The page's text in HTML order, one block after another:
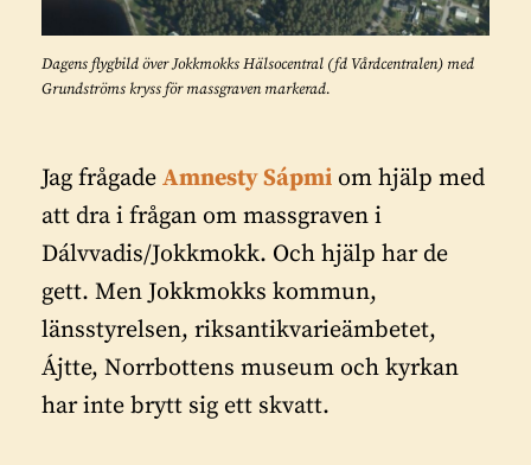
Dagens flygbild över Jokkmokks Hälsocentral (fd Vårdcentralen) med
Grundströms kryss för massgraven markerad.
Jag frågade Amnesty Sápmi om hjälp med
att dra i frågan om massgraven i
Dálvvadis/Jokkmokk. Och hjälp har de
gett. Men Jokkmokks kommun,
länsstyrelsen, riksantikvarieämbetet,
Ájtte, Norrbottens museum och kyrkan
har inte brytt sig ett skvatt.